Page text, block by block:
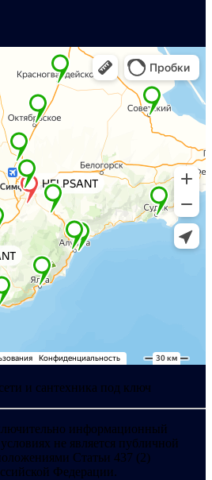
и сантехника под ключ
информационный
не является публичной
Статьи 437 (2)
Федерации.